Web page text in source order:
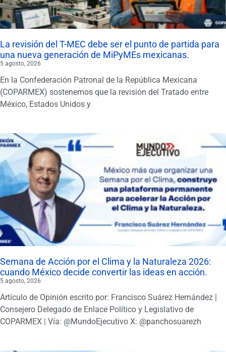
La revisión del T-MEC debe ser el punto de partida para
una nueva generación de MiPyMEs mexicanas.
5 agosto, 2026
En la Confederación Patronal de la República Mexicana
(COPARMEX) sostenemos que la revisión del Tratado entre
México, Estados Unidos y
Semana de Acción por el Clima y la Naturaleza 2026:
cuando México decide convertir las ideas en acción.
5 agosto, 2026
Artículo de Opinión escrito por: Francisco Suárez Hernández |
Consejero Delegado de Enlace Político y Legislativo de
COPARMEX | Vía: @MundoEjecutivo X: @panchosuarezh